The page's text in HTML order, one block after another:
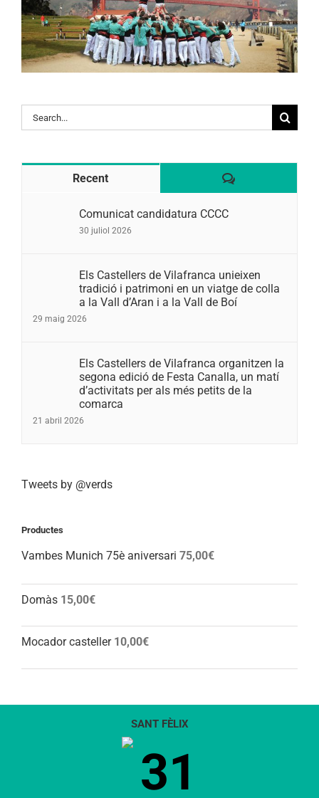
Search
for:
Recent Comentaris
Comunicat candidatura CCCC
30 juliol 2026
Els Castellers de Vilafranca unieixen
tradició i patrimoni en un viatge de colla
a la Vall d’Aran i a la Vall de Boí
29 maig 2026
Els Castellers de Vilafranca organitzen la
segona edició de Festa Canalla, un matí
d’activitats per als més petits de la
comarca
21 abril 2026
Tweets by @verds
Productes
Vambes Munich 75è aniversari 75,00€
Domàs 15,00€
Mocador casteller 10,00€
SANT FÈLIX
31